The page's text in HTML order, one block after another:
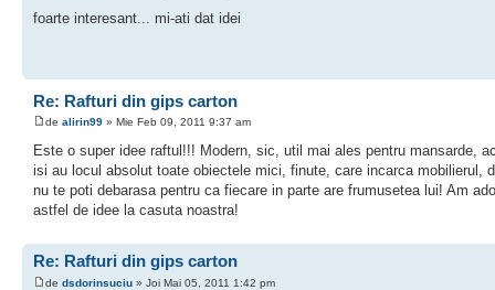
foarte interesant... mi-ati dat idei
Re: Rafturi din gips carton
de alirin99 » Mie Feb 09, 2011 9:37 am
Este o super idee raftul!!! Modern, sic, util mai ales pentru mansarde,
isi au locul absolut toate obiectele mici, finute, care incarca mobilierul,
nu te poti debarasa pentru ca fiecare in parte are frumusetea lui! Am
astfel de idee la casuta noastra!
Re: Rafturi din gips carton
de dsdorinsuciu » Joi Mai 05, 2011 1:42 pm